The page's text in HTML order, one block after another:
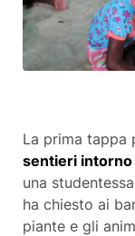
La prima tappa
sentieri intorno
una
ha chiesto ai
piante e gli